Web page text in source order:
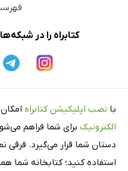
کتابراه را در
با نصب اپلیکیشن کتابراه
الکترونیک برای شما فراهم
دستان شما قرار می‌گیرد. فرقی
استفاده کنید؛ کتابخانه شما